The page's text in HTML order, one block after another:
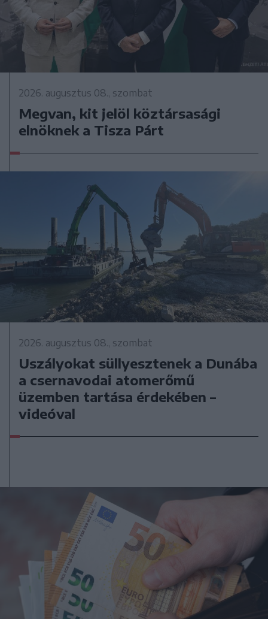
2026. augusztus 08., szombat
Megvan, kit jelöl köztársasági
elnöknek a Tisza Párt
2026. augusztus 08., szombat
Uszályokat süllyesztenek a Dunába
a csernavodai atomerőmű
üzemben tartása érdekében –
videóval